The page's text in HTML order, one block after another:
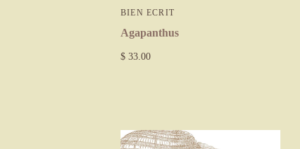
BIEN ECRIT
Agapanthus
$ 33.00